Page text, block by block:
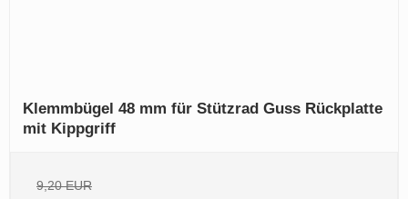
Klemmbügel 48 mm für Stützrad Guss Rückplatte
mit Kippgriff
9,20 EUR